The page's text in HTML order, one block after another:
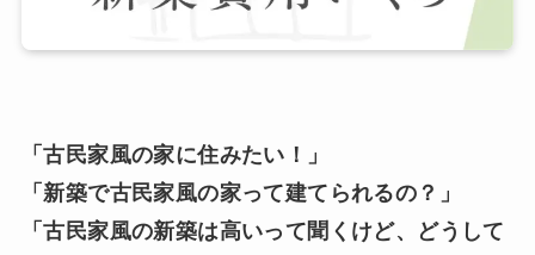
「古民家風の家に住みたい！」
「新築で古民家風の家って建てられるの？」
「古民家風の新築は高いって聞くけど、どうして